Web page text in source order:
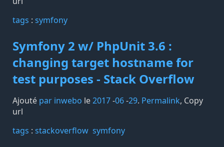
tags️ : symfony
Symfony 2 w/ PhpUnit 3.6 :
changing target hostname for
test purposes - Stack Overflow
Ajouté par inwebo le2017-06-29. Permalink, Copy
url
tags️ : stackoverflow symfony